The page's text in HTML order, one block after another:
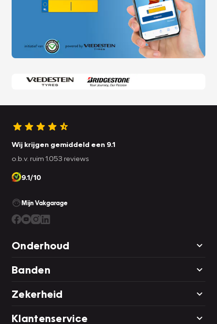
Wij krijgen gemiddeld een 9.1
o.b.v. ruim 1.053 reviews
9.1/10
Mijn Vakgarage
Onderhoud
Banden
Zekerheid
Klantenservice